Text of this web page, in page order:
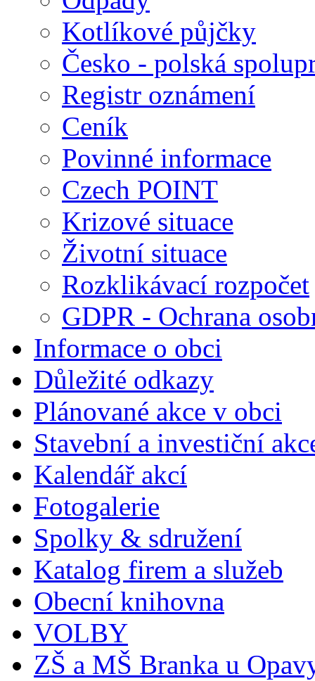
Kotlíkové půjčky
Česko - polská
Registr oznámení
Ceník
Povinné informace
Czech POINT
Krizové situace
Životní situace
Rozklikávací rozpočet
GDPR - Ochrana
Informace o obci
Důležité odkazy
Plánované akce v obci
Stavební a investiční
Kalendář akcí
Fotogalerie
Spolky & sdružení
Katalog firem a služeb
Obecní knihovna
VOLBY
ZŠ a MŠ Branka u